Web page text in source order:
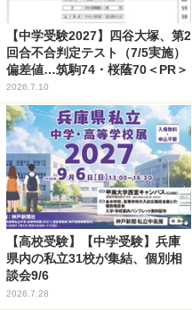
【中学受験2027】四谷大塚、第2
回合不合判定テスト（7/5実施）
偏差値…筑駒74・桜蔭70＜PR＞
2026.7.10
【高校受験】【中学受験】兵庫
県内の私立31校が集結、個別相
談会9/6
2026.7.28